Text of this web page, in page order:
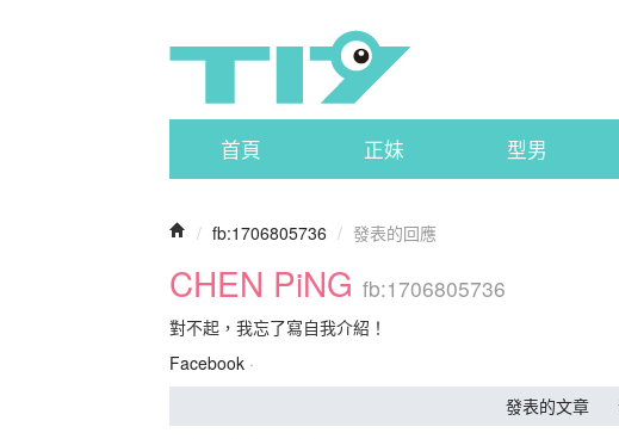
首頁 正妹 型男
/ fb:1706805736 / 發表的回應
CHEN PiNG fb:1706805736
對不起，我忘了寫自我介紹！
Facebook ·
發表的文章